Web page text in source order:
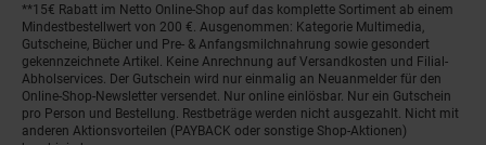
**15€ Rabatt im Netto Online-Shop auf das komplette Sortiment ab einem
Mindestbestellwert von 200 €. Ausgenommen: Kategorie Multimedia,
Gutscheine, Bücher und Pre- & Anfangsmilchnahrung sowie gesondert
gekennzeichnete Artikel. Keine Anrechnung auf Versandkosten und Filial-
Abholservices. Der Gutschein wird nur einmalig an Neuanmelder für den
Online-Shop-Newsletter versendet. Nur online einlösbar. Nur ein Gutschein
pro Person und Bestellung. Restbeträge werden nicht ausgezahlt. Nicht mit
anderen Aktionsvorteilen (PAYBACK oder sonstige Shop-Aktionen)